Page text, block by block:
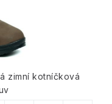
zimní kotníčková